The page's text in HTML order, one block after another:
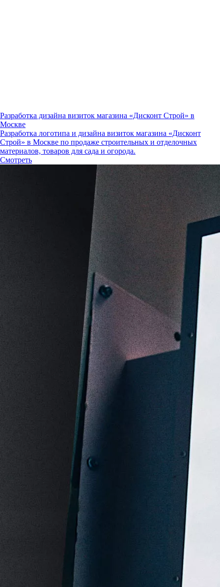
Разработка дизайна визиток магазина «Дисконт Строй» в
Москве
Разработка логотипа и дизайна визиток магазина «Дисконт
Строй» в Москве по продаже строительных и отделочных
материалов, товаров для сада и огорода.
Смотреть